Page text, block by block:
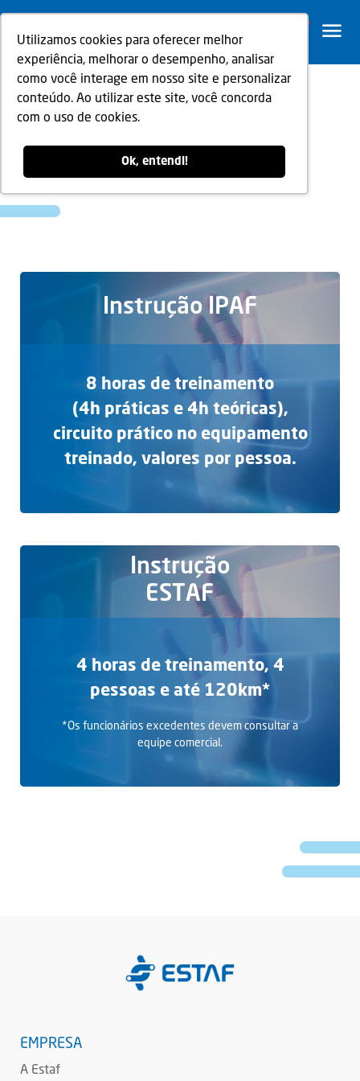
Utilizamos cookies para oferecer melhor
experiência, melhorar o desempenho, analisar
como você interage em nosso site e personalizar
conteúdo. Ao utilizar este site, você concorda
com o uso de cookies.
Ok, entendi!
Instrução IPAF
8 horas de treinamento
(4h práticas e 4h teóricas),
circuito prático no equipamento
treinado, valores por pessoa.
Instrução
ESTAF
4 horas de treinamento, 4
pessoas e até 120km*
*Os funcionários excedentes devem consultar a
equipe comercial.
EMPRESA
A Estaf